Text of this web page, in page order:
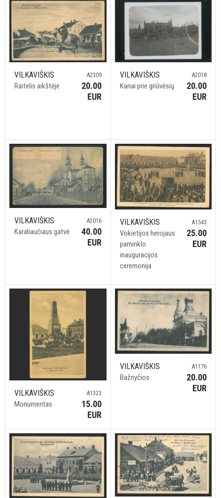
VILKAVIŠKIS
Raitelis aikštėje
A2309
20.00
EUR
VILKAVIŠKIS
Kariai prie griūvėsių
A2018
20.00
EUR
VILKAVIŠKIS
Karaliaučiaus gatvė
A2016
40.00
EUR
VILKAVIŠKIS
Vokietijos herojaus
paminklo
inauguracijos
ceremonija
A1543
25.00
EUR
VILKAVIŠKIS
Monumentas
A1323
15.00
EUR
VILKAVIŠKIS
Bažnyčios
A1176
20.00
EUR